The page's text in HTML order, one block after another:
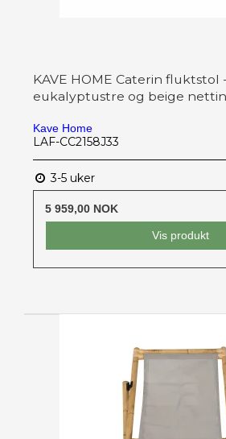
KAVE HOME Caterin fluktstol
eukalyptustre og beige
Kave Home
LAF-CC2158J33
3-5 uker
5 959,00 NOK
Vis produkt